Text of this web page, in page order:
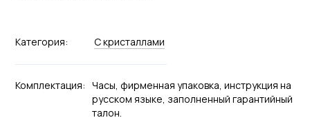
Категория: С кристаллами
Комплектация: Часы, фирменная упаковка, инструкция на
русском языке, заполненный гарантийный
талон.